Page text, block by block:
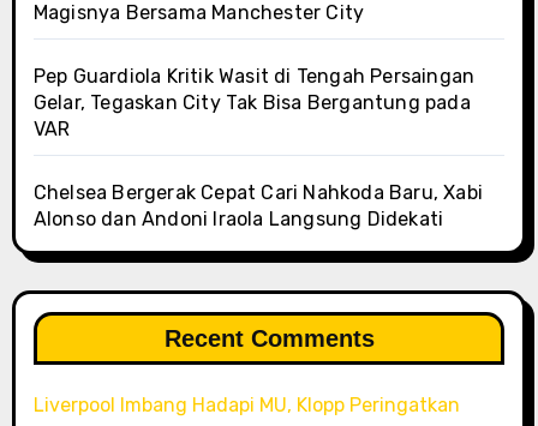
Magisnya Bersama Manchester City
Pep Guardiola Kritik Wasit di Tengah Persaingan
Gelar, Tegaskan City Tak Bisa Bergantung pada
VAR
Chelsea Bergerak Cepat Cari Nahkoda Baru, Xabi
Alonso dan Andoni Iraola Langsung Didekati
Recent Comments
Liverpool Imbang Hadapi MU, Klopp Peringatkan